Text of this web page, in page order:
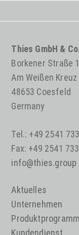
Thies GmbH &
Borkener Straße
Am Weißen Kreuz
48653 Coesfeld
Germany
Tel.: +49 2541
Fax: +49 2541
info@thies.group
Aktuelles
Unternehmen
Produktprogramm
Kundendienst